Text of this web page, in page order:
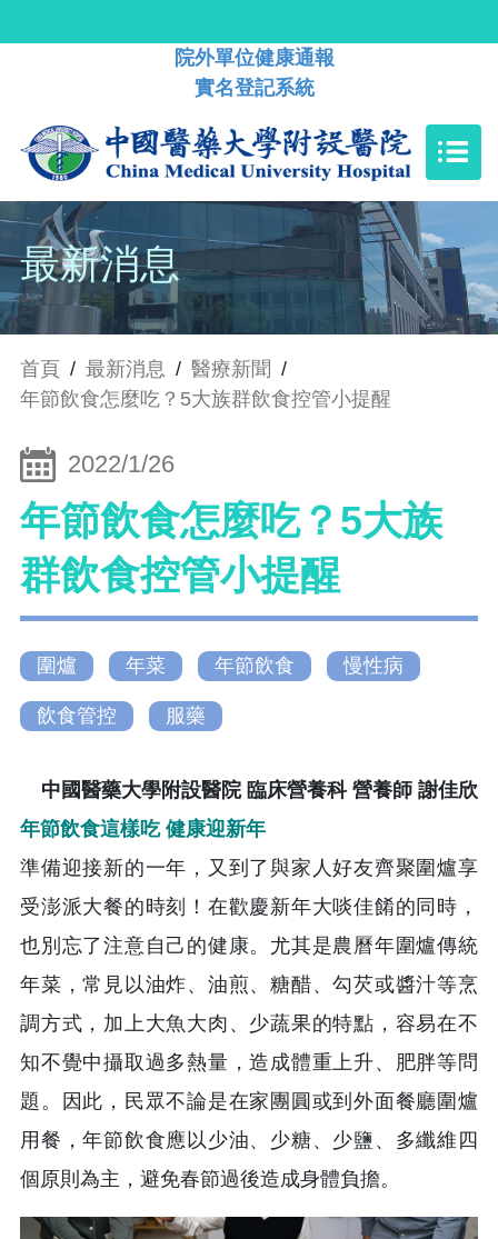
院外單位健康通報
實名登記系統
最新消息
首頁 / 最新消息 / 醫療新聞 /
年節飲食怎麼吃？5大族群飲食控管小提醒
2022/1/26
年節飲食怎麼吃？5大族
群飲食控管小提醒
圍爐 年菜 年節飲食 慢性病
飲食管控 服藥
中國醫藥大學附設醫院 臨床營養科 營養師 謝佳欣
年節飲食這樣吃 健康迎新年
準備迎接新的一年，又到了與家人好友齊聚圍爐享
受澎派大餐的時刻！在歡慶新年大啖佳餚的同時，
也別忘了注意自己的健康。尤其是農曆年圍爐傳統
年菜，常見以油炸、油煎、糖醋、勾芡或醬汁等烹
調方式，加上大魚大肉、少蔬果的特點，容易在不
知不覺中攝取過多熱量，造成體重上升、肥胖等問
題。因此，民眾不論是在家團圓或到外面餐廳圍爐
用餐，年節飲食應以少油、少糖、少鹽、多纖維四
個原則為主，避免春節過後造成身體負擔。